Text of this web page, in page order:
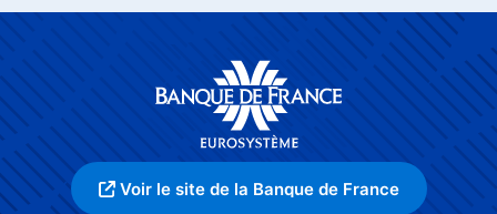
Voir le site de la Banque de France